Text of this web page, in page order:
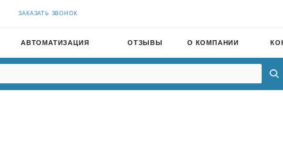
ЗАКАЗАТЬ ЗВОНОК
АВТОМАТИЗАЦИЯ ОТЗЫВЫ О КОМПАНИИ